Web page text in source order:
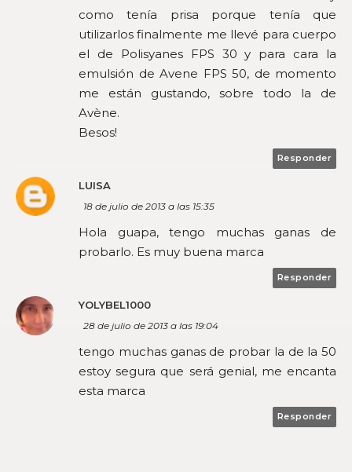
como tenía prisa porque tenía que
utilizarlos finalmente me llevé para cuerpo
el de Polisyanes FPS 30 y para cara la
emulsión de Avene FPS 50, de momento
me están gustando, sobre todo la de
Avène.
Besos!
Responder
LUISA
18 de julio de 2013 a las 15:35
Hola guapa, tengo muchas ganas de
probarlo. Es muy buena marca
Responder
YOLYBEL1000
28 de julio de 2013 a las 19:04
tengo muchas ganas de probar la de la 50
estoy segura que será genial, me encanta
esta marca
Responder